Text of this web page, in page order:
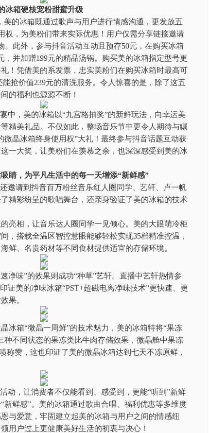
冰箱硬核宠粉甜蜜升级
美的冰箱既通过歌声与用户进行情感沟通，更发放五
权，为美粉们带来实际优惠！用户仅需分享链接邀请
。此外，参与抖音活动互动且预存50元，在购买冰箱
，并加赠199元的精品汤锅。购买美的冰箱指定型号更
！凭借美的系发票，忠实美粉们在购买冰箱时最高可
抢价值239元的清洗服务。令人惊喜的是，除了这五
的福利也源源不断！
中，美的冰箱以“九宫格抽奖”的新鲜玩法，向幸运美
精美礼品。不仅如此，整场音乐节中更令人期待与瞩
微晶冰箱终身使用权”大礼！最终参与抖音话题互动获
一大奖，让美粉们在羡慕之余，也深深感受到美的冰
睛，为平凡生活中的每一天增添“新鲜感”
邀请到抖音百万粉丝音乐红人圈同学、艺轩、卢一帆
精彩纷呈的歌唱舞台，还亲身验证了美的冰箱的技术
亮相，让音乐达人圈同学一见倾心。美的大眼萌冷柜
，搭载全温区智控慧眼能够轻松实现35档精准控温，
鲜、名贵药材等不同食材提供适宜的存储环境。
净味”的效果则成功“种草”艺轩。直播中艺轩热情参
证美的净味冰箱“PST+超磁电离净味技术”更快速、更
果。
冰箱“微晶一周鲜”的技术魅力，美的冰箱特将“果冻
种不同状态的果冻类比牛肉存储效果，微晶舱中果冻
称赞，这也印证了美的微晶冰箱达到七天不冻原鲜，
动，让消费者不仅能看到、感受到，更能“听到”新鲜
新鲜感”。美的冰箱通过歌曲合唱、福利优惠等多维度
与爱意，牢固建立起美的冰箱与用户之间的情感纽
用户过上更健康美好生活的初衷与决心！